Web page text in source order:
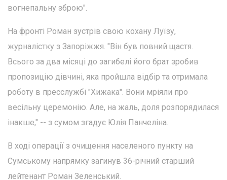
вогнепальну зброю".
На фронті Роман зустрів свою кохану Луїзу,
журналістку з Запоріжжя. "Він був повний щастя.
Всього за два місяці до загибелі його брат зробив
пропозицію дівчині, яка пройшла відбір та отримала
роботу в пресслужбі "Хижака". Вони мріяли про
весільну церемонію. Але, на жаль, доля розпорядилася
інакше," -- з сумом згадує Юлія Панчеліна.
В ході операції з очищення населеного пункту на
Сумському напрямку загинув 36-річний старший
лейтенант Роман Зеленський.